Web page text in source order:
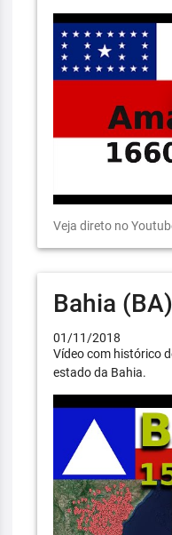
Veja direto no
Bahia (BA)
01/11/2018
Vídeo com histórico
estado da Bahia.